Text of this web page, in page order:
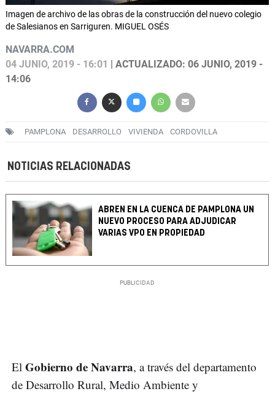
Imagen de archivo de las obras de la construcción del nuevo colegio
de Salesianos en Sarriguren. MIGUEL OSÉS
NAVARRA.COM
04 JUNIO, 2019 - 16:01
| ACTUALIZADO: 06 JUNIO, 2019 -
14:06
PAMPLONA DESARROLLO VIVIENDA CORDOVILLA
NOTICIAS RELACIONADAS
ABREN EN LA CUENCA DE PAMPLONA UN
NUEVO PROCESO PARA ADJUDICAR
VARIAS VPO EN PROPIEDAD
El Gobierno de Navarra, a través del departamento
de Desarrollo Rural, Medio Ambiente y